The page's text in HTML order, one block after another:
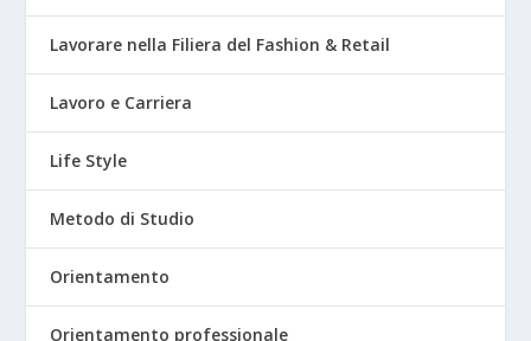
Lavorare nella Filiera del Fashion & Retail
Lavoro e Carriera
Life Style
Metodo di Studio
Orientamento
Orientamento professionale